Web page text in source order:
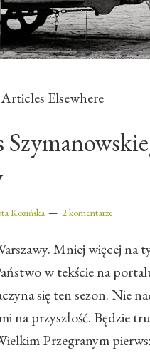
Elsewhere
Kozińska 2 komentarze
Mniej więcej na
w tekście na
się ten sezon. Nie
na przyszłość. Będzie
Przegranym